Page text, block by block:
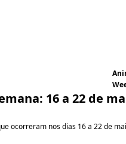
16 a 22 de
ocorreram nos dias 16 a 22 de